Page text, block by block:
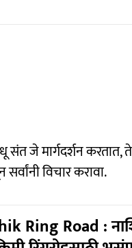
संत जे मार्गदर्शन करतात,
विचार करावा.
Ring Road :